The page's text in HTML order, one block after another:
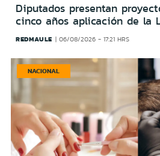
Diputados presentan
cinco años aplicación de la
REDMAULE 06/08/2026 - 17:21 HRS
NACIONAL